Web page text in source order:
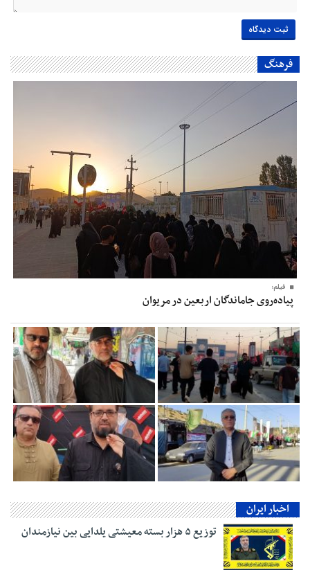
فرهنگ
فیلم؛
پیاده‌روی جاماندگان اربعین در مریوان
اخبار ایران
توزیع ۵ هزار بسته معیشتی یلدایی بین نیازمندان